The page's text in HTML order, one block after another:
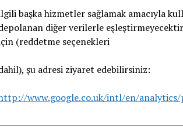
başka hizmetler sağlamak amacıyla
diğer verilerle
(reddetme seçenekleri
şu adresi ziyaret edebilirsiniz:
www.google.co.uk/intl/en/analytics/